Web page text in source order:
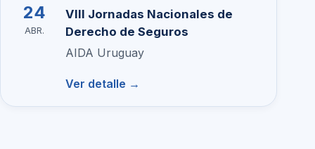
24
ABR.
VIII Jornadas Nacionales de
Derecho de Seguros
AIDA Uruguay
Ver detalle →